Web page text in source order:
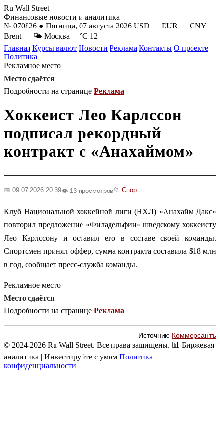
Ru Wall Street
Финансовые новости и аналитика
№ 070826 ● Пятница, 07 августа 2026 USD — EUR — CNY —
Brent — 🌤 Москва —°C 12+
Главная Курсы валют Новости Реклама Контакты О проекте
Политика
Рекламное место
Место сдаётся
Подробности на странице Реклама
Хоккеист Лео Карлссон
подписал рекордный
контракт с «Анахаймом»
📅 09.07.2026 20:39👁️ 13 просмотров📁 Спорт
Клуб Национальной хоккейной лиги (НХЛ) «Анахайм Дакс»
повторил предложение «Филадельфии» шведскому хоккеисту
Лео Карлссону и оставил его в составе своей команды.
Спортсмен принял оффер, сумма контракта составила $18 млн
в год, сообщает пресс-служба команды.
Рекламное место
Место сдаётся
Подробности на странице Реклама
Источник: Коммерсантъ
© 2024-2026 Ru Wall Street. Все права защищены. 📊 Биржевая
аналитика | Инвестируйте с умом Политика
конфиденциальности